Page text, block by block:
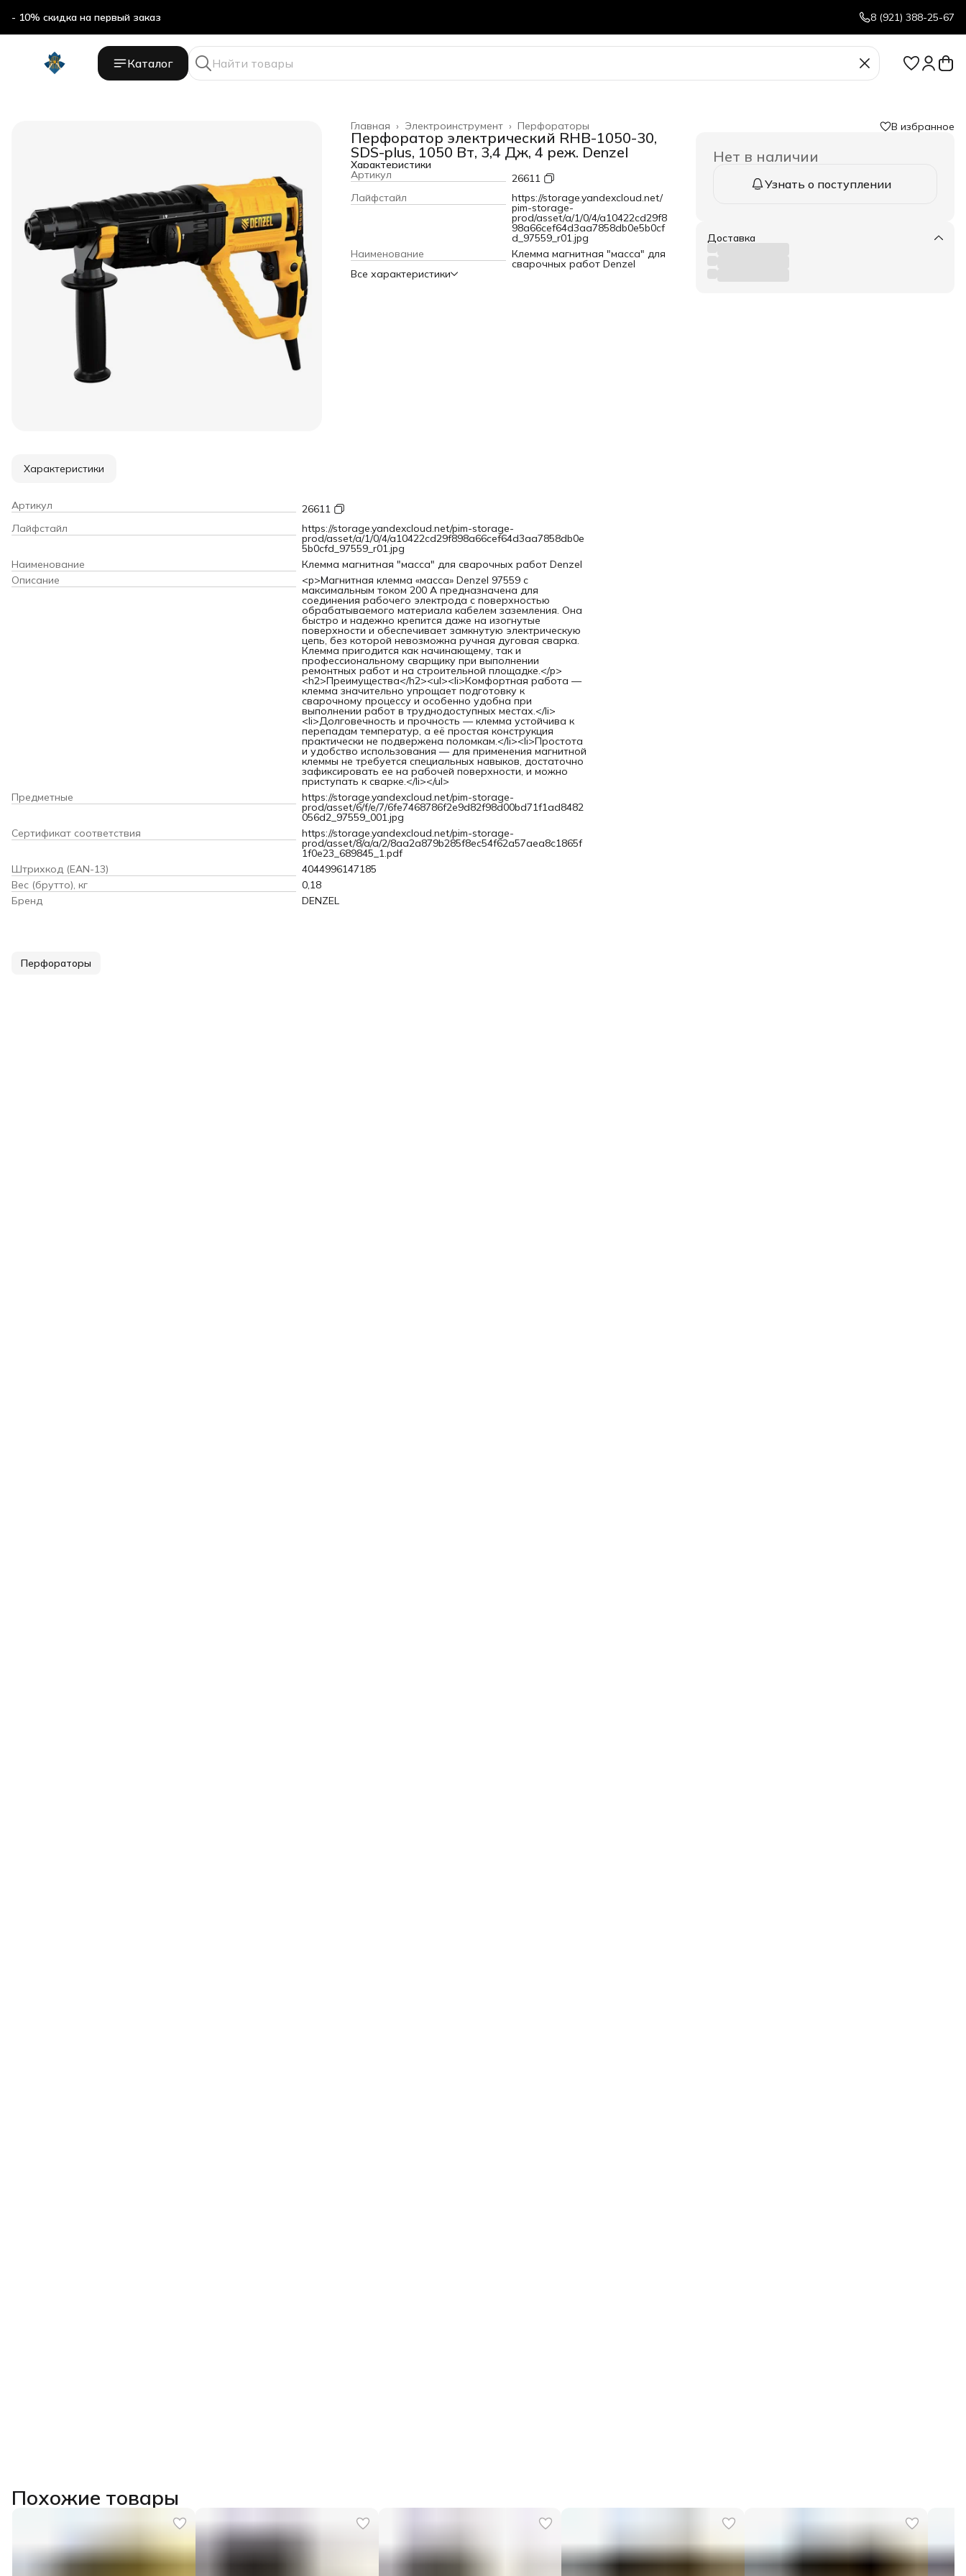
- 10% скидка на первый заказ 8 (921) 388-25-67
Каталог
Перфораторы
Электроинструмент ›
Главная ›
Перфоратор электрический RHB-1050-30,
SDS-plus, 1050 Вт, 3,4 Дж, 4 реж. Denzel
Характеристики
Артикул
26611
Лайфстайл
https://storage.yandexcloud.net/
pim-storage-
prod/asset/a/1/0/4/a10422cd29f8
98a66cef64d3aa7858db0e5b0cf
d_97559_r01.jpg
Наименование
Клемма магнитная "масса" для
сварочных работ Denzel
Все характеристики
В избранное
Нет в наличии
Узнать о поступлении
Доставка
Характеристики
Артикул
26611
Лайфстайл
https://storage.yandexcloud.net/pim-storage-
prod/asset/a/1/0/4/a10422cd29f898a66cef64d3aa7858db0e
5b0cfd_97559_r01.jpg
Наименование
Клемма магнитная "масса" для сварочных работ Denzel
Описание
<p>Магнитная клемма «масса» Denzel 97559 с
максимальным током 200 А предназначена для
соединения рабочего электрода с поверхностью
обрабатываемого материала кабелем заземления. Она
быстро и надежно крепится даже на изогнутые
поверхности и обеспечивает замкнутую электрическую
цепь, без которой невозможна ручная дуговая сварка.
Клемма пригодится как начинающему, так и
профессиональному сварщику при выполнении
ремонтных работ и на строительной площадке.</p>
<h2>Преимущества</h2><ul><li>Комфортная работа —
клемма значительно упрощает подготовку к
сварочному процессу и особенно удобна при
выполнении работ в труднодоступных местах.</li>
<li>Долговечность и прочность — клемма устойчива к
перепадам температур, а её простая конструкция
практически не подвержена поломкам.</li><li>Простота
и удобство использования — для применения магнитной
клеммы не требуется специальных навыков, достаточно
зафиксировать ее на рабочей поверхности, и можно
приступать к сварке.</li></ul>
Предметные
https://storage.yandexcloud.net/pim-storage-
prod/asset/6/f/e/7/6fe7468786f2e9d82f98d00bd71f1ad8482
056d2_97559_001.jpg
Сертификат соответствия
https://storage.yandexcloud.net/pim-storage-
prod/asset/8/a/a/2/8aa2a879b285f8ec54f62a57aea8c1865f
1f0e23_689845_1.pdf
Штрихкод (EAN-13)
4044996147185
Вес (брутто), кг
0,18
Бренд
DENZEL
Перфораторы
Похожие товары